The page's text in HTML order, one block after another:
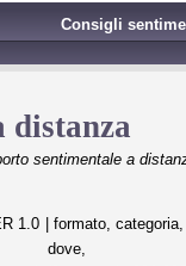
Consigli
distanza
sentimentale a
1.0 | formato,